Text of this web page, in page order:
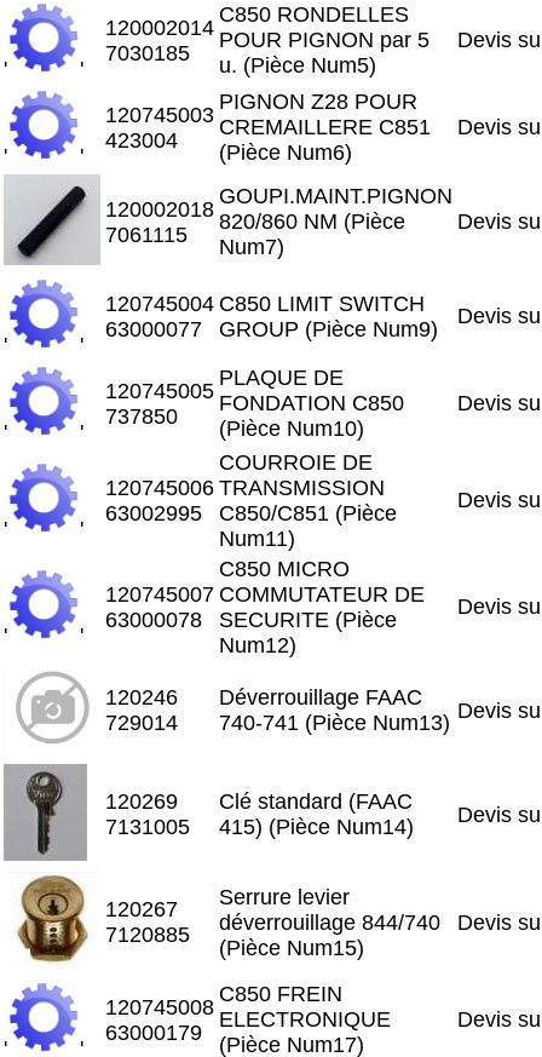
' '
120002014
7030185
C850 RONDELLES
POUR PIGNON par 5
u. (Pièce Num5)
Devis
' '
120745003
423004
PIGNON Z28 POUR
CREMAILLERE C851
(Pièce Num6)
Devis
120002018
7061115
GOUPI.MAINT.PIGNON
820/860 NM (Pièce
Num7)
Devis
' '
120745004
63000077
C850 LIMIT SWITCH
GROUP (Pièce Num9)
Devis
' '
120745005
737850
PLAQUE DE
FONDATION C850
(Pièce Num10)
Devis
' '
120745006
63002995
COURROIE DE
TRANSMISSION
C850/C851 (Pièce
Num11)
Devis
' '
120745007
63000078
C850 MICRO
COMMUTATEUR DE
SECURITE (Pièce
Num12)
Devis
120246
729014
Déverrouillage FAAC
740-741 (Pièce Num13) Devis
120269
7131005
Clé standard (FAAC
415) (Pièce Num14)
Devis
120267
7120885
Serrure levier
déverrouillage 844/740
(Pièce Num15)
Devis
' '
120745008
63000179
C850 FREIN
ELECTRONIQUE
(Pièce Num17)
Devis